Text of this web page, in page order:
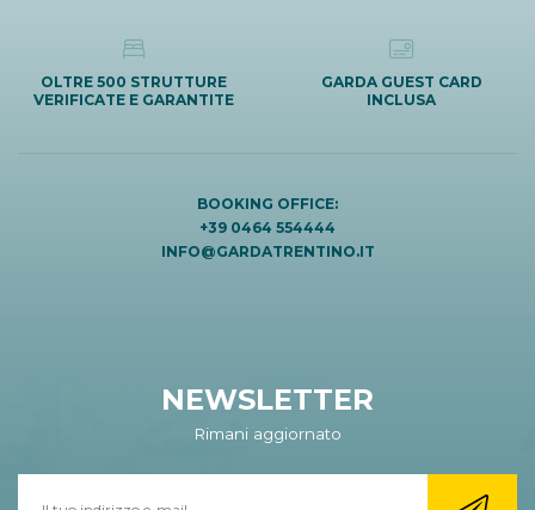
OLTRE 500 STRUTTURE
VERIFICATE E GARANTITE
GARDA GUEST CARD
INCLUSA
BOOKING OFFICE:
+39 0464 554444
INFO@GARDATRENTINO.IT
NEWSLETTER
Rimani aggiornato